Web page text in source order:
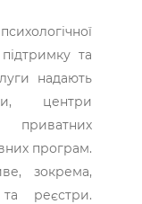
та
надають
центри
приватних
програм.
зокрема,
реєстри.